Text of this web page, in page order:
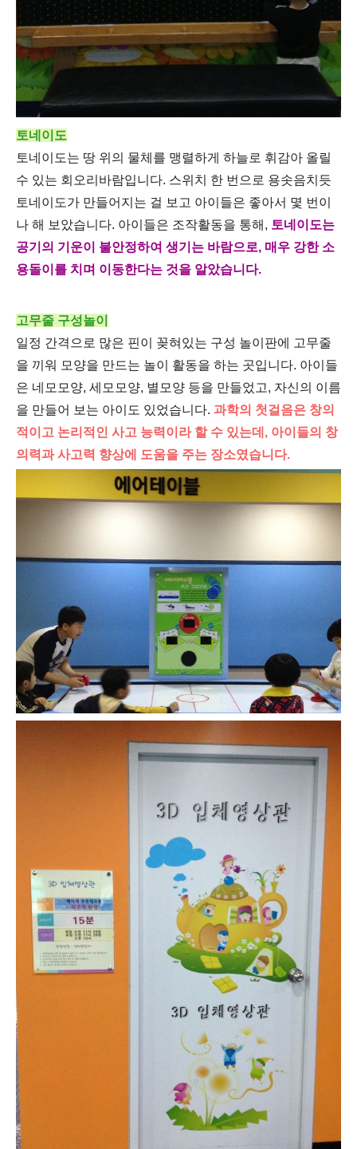
토네이도
토네이도는 땅 위의 물체를 맹렬하게 하늘로 휘감아 올릴
수 있는 회오리바람입니다. 스위치 한 번으로 용솟음치듯
토네이도가 만들어지는 걸 보고 아이들은 좋아서 몇 번이
나 해 보았습니다. 아이들은 조작활동을 통해, 토네이도는
공기의 기운이 불안정하여 생기는 바람으로, 매우 강한 소
용돌이를 치며 이동한다는 것을 알았습니다.
고무줄 구성놀이
일정 간격으로 많은 핀이 꽂혀있는 구성 놀이판에 고무줄
을 끼워 모양을 만드는 놀이 활동을 하는 곳입니다. 아이들
은 네모모양, 세모모양, 별모양 등을 만들었고, 자신의 이름
을 만들어 보는 아이도 있었습니다. 과학의 첫걸음은 창의
적이고 논리적인 사고 능력이라 할 수 있는데, 아이들의 창
의력과 사고력 향상에 도움을 주는 장소였습니다.